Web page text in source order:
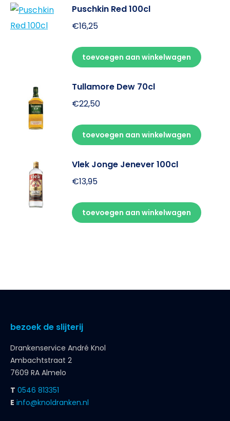
Puschkin Red 100cl
€16,25
toevoegen aan winkelwagen
Tullamore Dew 70cl
€22,50
toevoegen aan winkelwagen
Vlek Jonge Jenever 100cl
€13,95
toevoegen aan winkelwagen
bezoek de slijterij
Drankenservice André Knol
Ambachtstraat 2
7609 RA Almelo
T 0546 813351
E info@knoldranken.nl